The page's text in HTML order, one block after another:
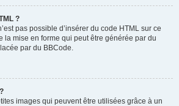
?
pas possible d’insérer du code HTML sur ce
la mise en forme qui peut être générée par du
par du BBCode.
images qui peuvent être utilisées grâce à un